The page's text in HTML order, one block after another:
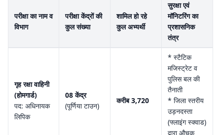
परीक्षा का नाम व
विभाग
परीक्षा केंद्रों की
कुल संख्या
शामिल हो रहे
कुल अभ्यर्थी
सुरक्षा एवं
मॉनिटरिंग का
प्रशासनिक
तंत्र
गृह रक्षा वाहिनी
(होमगार्ड)
पद: अधिनायक
लिपिक
08 केंद्र
(पूर्णिया टाउन)
करीब 3,720
* स्टैटिक
मजिस्ट्रेट व
पुलिस बल की
तैनाती
* जिला स्तरीय
उड़नदस्ता
(फ्लाइंग स्क्वाड)
द्वारा औचक